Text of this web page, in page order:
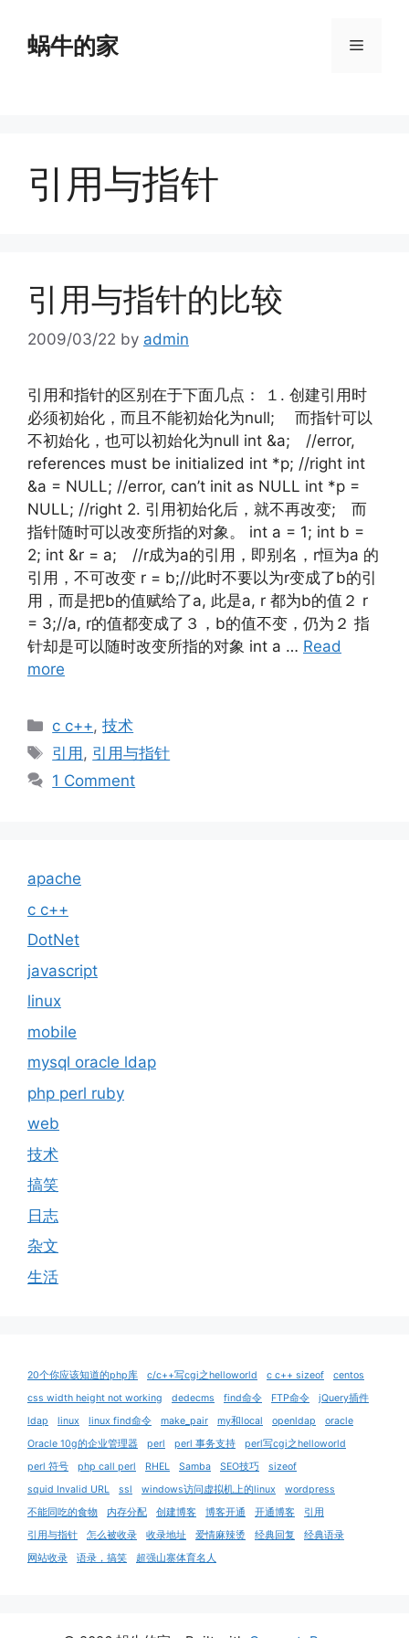
content蜗牛的家 Menu
引用与指针
引用与指针的比较
2009/03/22 by admin
引用和指针的区别在于下面几点： １. 创建引用时
必须初始化，而且不能初始化为null; 而指针可以
不初始化，也可以初始化为null int &a; //error,
references must be initialized int *p; //right int
&a = NULL; //error, can’t init as NULL int *p =
NULL; //right 2. 引用初始化后，就不再改变; 而
指针随时可以改变所指的对象。 int a = 1; int b =
2; int &r = a; //r成为a的引用，即别名，r恒为a 的
引用，不可改变 r = b;//此时不要以为r变成了b的引
用，而是把b的值赋给了a, 此是a, r 都为b的值２ r
= 3;//a, r的值都变成了３，b的值不变，仍为２ 指
针却是可以随时改变所指的对象 int a … Read
more
Categories
c c++,技术
Tags
引用 , 引用与指针
1 Comment
apache
c c++
DotNet
javascript
linux
mobile
mysql oracle ldap
php perl ruby
web
技术
搞笑
日志
杂文
生活
20个你应该知道的php库 c/c++写cgi之helloworld c c++ sizeof
centos
css width height not working
dedecms find命令 FTP命令
jQuery插件
ldap
linux linux find命令 make_pair my和local openldap
oracle
Oracle 10g的企业管理器
perl perl 事务支持
perl写cgi之helloworld
perl 符号
php call perl RHEL Samba SEO技巧
sizeof
squid Invalid URL
ssl windows访问虚拟机上的linux
wordpress
不能同吃的食物
内存分配 创建博客 博客开通 开通博客
引用
引用与指针
怎么被收录 收录地址 爱情麻辣烫 经典回复
经典语录
网站收录
语录，搞笑 超强山寨体育名人